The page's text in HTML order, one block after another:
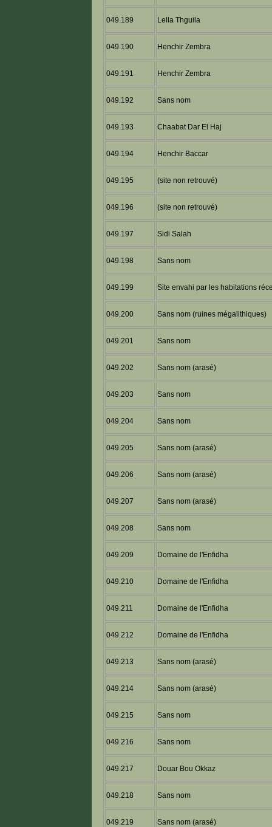
049.189 Lella Thguila
049.190 Henchir Zembra
049.191 Henchir Zembra
049.192 Sans nom
049.193 Chaabat Dar El Haj
049.194 Henchir Baccar
049.195 (site non retrouvé)
049.196 (site non retrouvé)
049.197 Sidi Salah
049.198 Sans nom
049.199 Site envahi par les habitations
049.200 Sans nom (ruines mégalithiques)
049.201 Sans nom
049.202 Sans nom (arasé)
049.203 Sans nom
049.204 Sans nom
049.205 Sans nom (arasé)
049.206 Sans nom (arasé)
049.207 Sans nom (arasé)
049.208 Sans nom
049.209 Domaine de l'Enfidha
049.210 Domaine de l'Enfidha
049.211 Domaine de l'Enfidha
049.212 Domaine de l'Enfidha
049.213 Sans nom (arasé)
049.214 Sans nom (arasé)
049.215 Sans nom
049.216 Sans nom
049.217 Douar Bou Okkaz
049.218 Sans nom
049.219 Sans nom (arasé)